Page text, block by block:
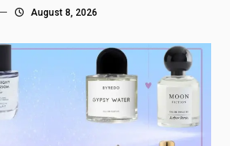
August 8, 2026